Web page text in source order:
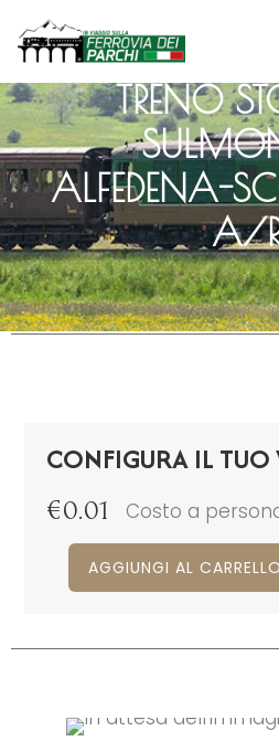
TRENO
ALFEDENA-
A/
CONFIGURA IL
€0.01 Costo a
AGGIUNGI AL CARRELLO